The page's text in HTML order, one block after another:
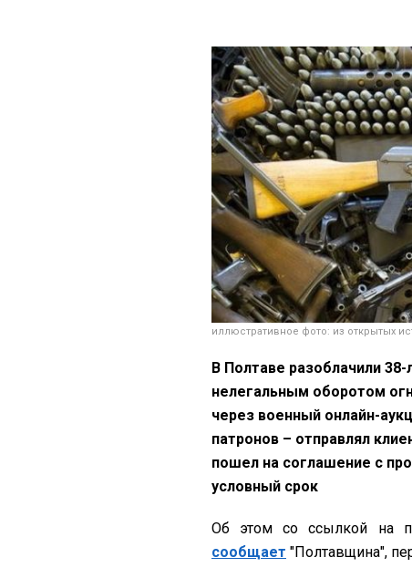
иллюстративное фото: из открытых
В Полтаве разоблачили
нелегальным оборотом
через военный онлайн-
патронов – отправлял
пошел на соглашение с
условный срок
Об этом со ссылкой на
сообщает "Полтавщина",